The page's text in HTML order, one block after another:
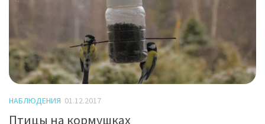
НАБЛЮДЕНИЯ 01.12.2017
Птицы на кормушках